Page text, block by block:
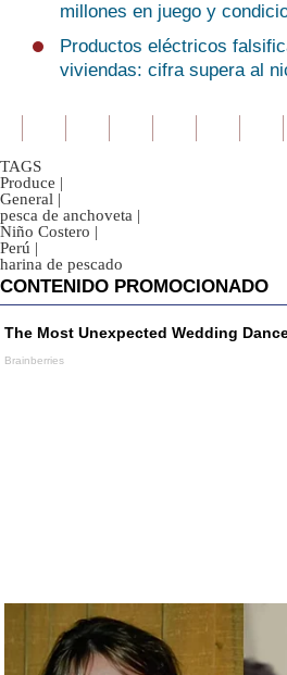
millones en juego y
Productos eléctricos
viviendas: cifra supera al
TAGS
Produce |
General |
pesca de anchoveta |
Niño Costero |
Perú |
harina de pescado